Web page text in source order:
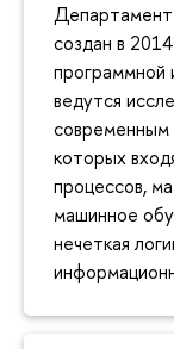
создан в
программной
ведутся
современным
которых
процессов,
машинное
нечеткая